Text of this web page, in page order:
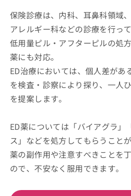
保険診療は、内科、耳鼻科領域
アレルギー科などの診療を行っ
低用量ピル・アフターピルの処
薬にも対応。
ED治療においては、個人差があ
を検査・診察により探り、一人
を提案します。
ED薬については「バイアグラ」
ス」などを処方してもらうことが
薬の副作用や注意すべきことを
ので、不安なく服用できます。